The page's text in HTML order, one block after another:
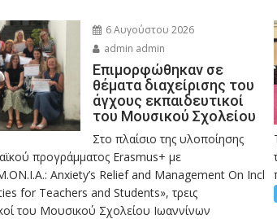
6 Αυγούστου 2026
admin admin
Eπιμορφώθηκαν σε
θέματα διαχείρισης του
άγχους εκπαιδευτικοί
του Μουσικού Σχολείου
Στο πλαίσιο της υλοποίησης
προγράμματος Erasmus+ με
Anxiety’s Relief and Management On Incl
for Teachers and Students», τρεις
του Μουσικού Σχολείου Ιωαννίνων